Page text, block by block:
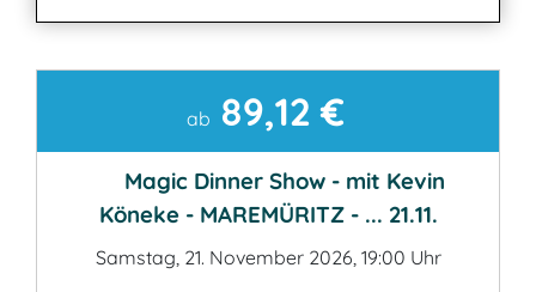
ab 89,12 €
Magic Dinner Show - mit Kevin
Köneke - MAREMÜRITZ - ... 21.11.
Samstag, 21. November 2026, 19:00 Uhr